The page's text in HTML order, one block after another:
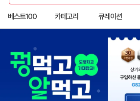
베스트100 카테고리 큐레이션